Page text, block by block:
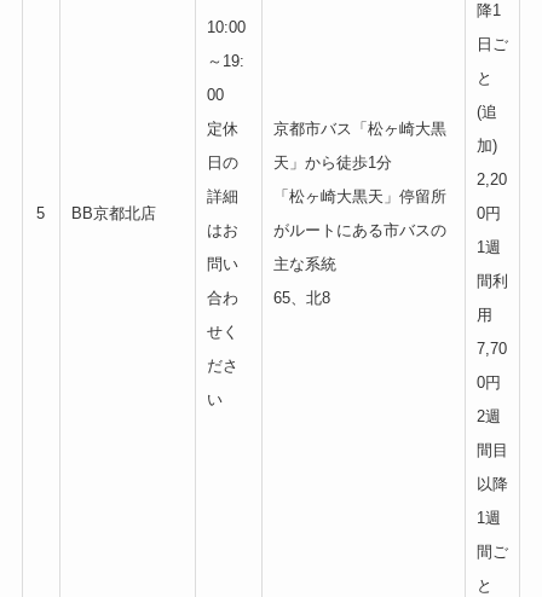
5 BB京都北店
10:00
～19:
00
定休
日の
詳細
はお
問い
合わ
せく
ださ
い
京都市バス「松ヶ崎大黒
天」から徒歩1分
「松ヶ崎大黒天」停留所
がルートにある市バスの
主な系統
65、北8
降1
日ご
と
(追
加)
2,20
0円
1週
間利
用
7,70
0円
2週
間目
以降
1週
間ご
と